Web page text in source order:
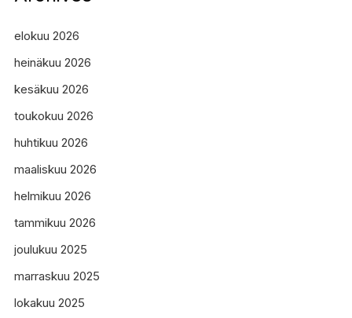
elokuu 2026
heinäkuu 2026
kesäkuu 2026
toukokuu 2026
huhtikuu 2026
maaliskuu 2026
helmikuu 2026
tammikuu 2026
joulukuu 2025
marraskuu 2025
lokakuu 2025